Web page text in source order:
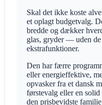
Skal det ikke koste
et oplagt budgetvalg.
bredde og dækker
glas, gryder — uden
ekstrafunktioner.
Den har færre
eller energieffektive,
opvasker fra et dansk
førstevalg eller en
den prisbevidste